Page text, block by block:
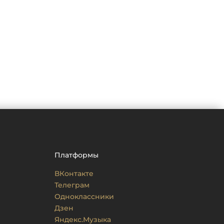
Платформы
ВКонтакте
Телеграм
Одноклассники
Дзен
Яндекс.Музыка